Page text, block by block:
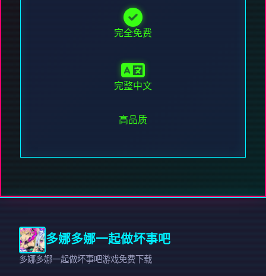
完全免费
完整中文
高品质
多娜多娜一起做坏事吧
多娜多娜一起做坏事吧游戏免费下载